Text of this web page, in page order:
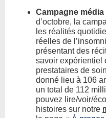
Campagne média
d’octobre, la
les réalités
réelles de
présentant des
savoir expérientiel
prestataires de
donné lieu à 106
un total de 112
pouvez lire/voir/
histoires sur notre